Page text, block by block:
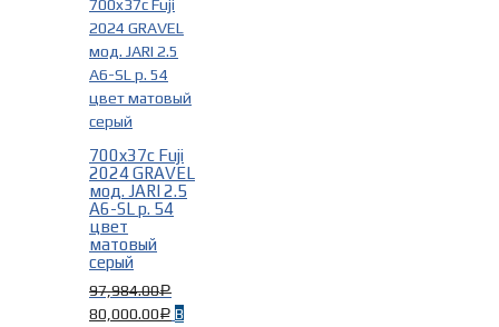
Диаметр колес
700x37c(13)
700x40c
Нет значений
700x37c Fuji
2024 GRAVEL
мод. JARI 2.5
A6-SL р. 54
цвет
матовый
серый
97,984.00Р
80,000.00 Р В